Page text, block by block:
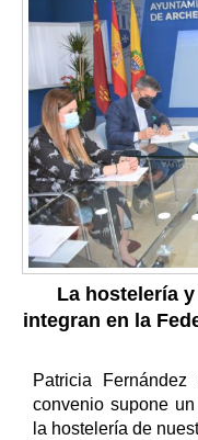
La hostelería
integran en la
Patricia
convenio supone
la hostelería de